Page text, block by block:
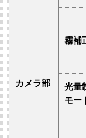
カメラ部
霧補
光量
モー